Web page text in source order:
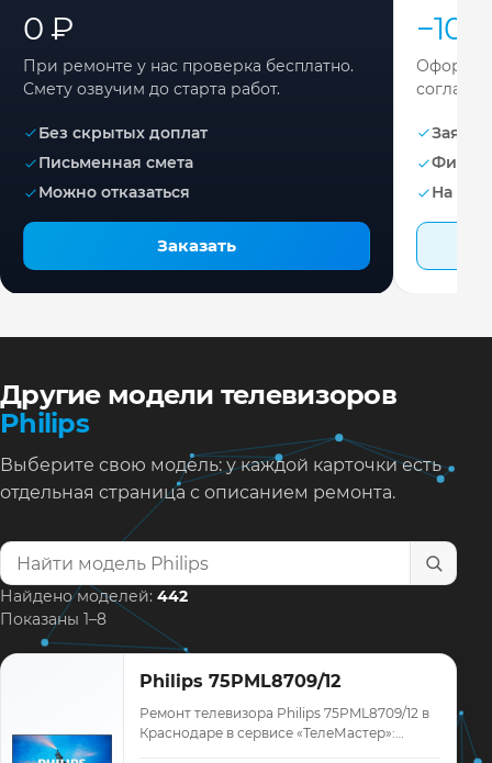
0 ₽
При ремонте у нас проверка бесплатно.
Смету озвучим до старта работ.
Без скрытых доплат
Письменная смета
Можно отказаться
Заказать
−10%
Заявка
На
Другие модели телевизоров
Philips
Выберите свою модель: у каждой карточки есть
отдельная страница с описанием ремонта.
Найти модель телевизора
Найдено моделей: 442
Показаны 1–8
Philips 75PML8709/12
Ремонт телевизора Philips 75PML8709/12 в
Краснодаре в сервисе «ТелеМастер»: